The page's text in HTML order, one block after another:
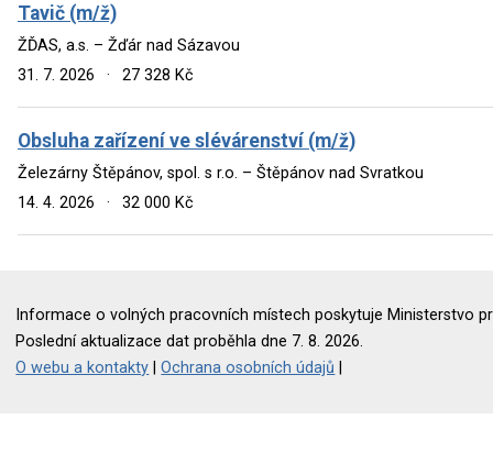
Tavič (m/ž)
ŽĎAS, a.s. – Žďár nad Sázavou
31. 7. 2026
· 27 328 Kč
Obsluha zařízení ve slévárenství (m/ž)
Železárny Štěpánov, spol. s r.o. – Štěpánov nad Svratkou
14. 4. 2026
· 32 000 Kč
Informace o volných pracovních místech poskytuje Ministerstvo
Poslední aktualizace dat proběhla dne 7. 8. 2026.
O webu a kontakty |Ochrana osobních údajů